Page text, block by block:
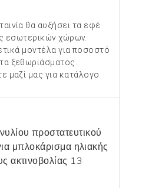
θα αυξήσει τα εφέ
εσωτερικών χώρων.
μοντέλα για ποσοστό
ξεθωριάσματος.
μαζί μας για κατάλογο